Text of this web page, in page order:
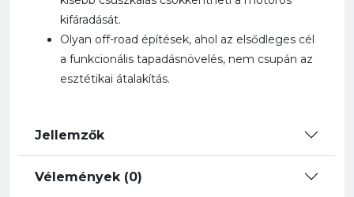
kifáradását.
Olyan off-road építések, ahol az elsődleges cél
a funkcionális tapadásnövelés, nem csupán az
esztétikai átalakítás.
Jellemzők
Vélemények (0)